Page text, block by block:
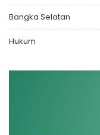
Bangka Selatan
Hukum